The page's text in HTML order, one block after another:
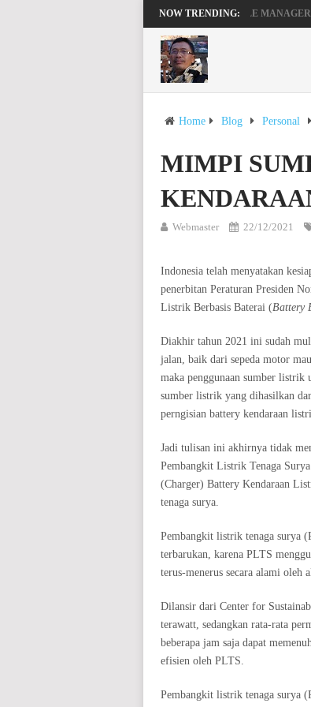
NOW TRENDING:
MENGAKTIFKAN FILE
BEKERJA, BERMAIN DENGAN
Home Blog Personal
MIMPI
Webmaster 22/12/2021
Indonesia telah menyatakan
penerbitan Peraturan Presiden
Listrik Berbasis Baterai (Battery
Diakhir tahun 2021 ini sudah
jalan, baik dari sepeda motor
maka penggunaan sumber
sumber listrik yang dihasilkan
perngisian battery kendaraan
Jadi tulisan ini akhirnya tidak
Pembangkit Listrik Tenaga
(Charger) Battery Kendaraan
tenaga surya.
Pembangkit listrik tenaga surya
terbarukan, karena PLTS
terus-menerus secara alami oleh
Dilansir dari Center for
terawatt, sedangkan rata-rata
beberapa jam saja dapat
efisien oleh PLTS.
Pembangkit listrik tenaga surya